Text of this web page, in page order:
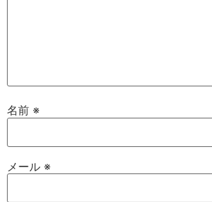
名前 ※
メール ※